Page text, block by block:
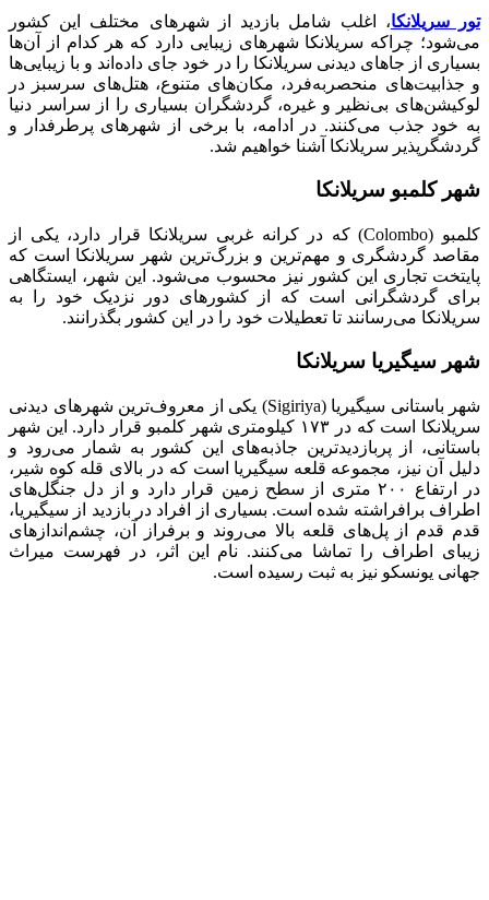
تور سریلانکا، اغلب شامل بازدید از شهرهای مختلف این کشور
می‌شود؛ چراکه سریلانکا شهرهای زیبایی دارد که هر کدام از آن‌ها
بسیاری از جاهای دیدنی سریلانکا را در خود جای داده‌اند و با زیبایی‌ها
و جذابیت‌های منحصر‌به‌فرد، مکان‌های متنوع، هتل‌های سرسبز در
لوکیشن‌های بی‌نظیر و غیره، گردشگران بسیاری را از سراسر دنیا
به خود جذب می‌کنند. در ادامه، با برخی از شهرهای پرطرفدار و
گردشگرپذیر سریلانکا آشنا خواهیم شد.
شهر کلمبو سریلانکا
کلمبو (Colombo) که در کرانه غربی سریلانکا قرار دارد، یکی از
مقاصد گردشگری و مهم‌ترین و بزرگ‌ترین شهر سریلانکا است که
پایتخت تجاری این کشور نیز محسوب می‌شود. این شهر، ایستگاهی
برای گردشگرانی است که از کشورهای دور نزدیک خود را به
سریلانکا می‌رسانند تا تعطیلات خود را در این کشور بگذرانند.
شهر سیگیریا سریلانکا
شهر باستانی سیگیریا (Sigiriya) یکی از معروف‌ترین شهرهای دیدنی‌
سریلانکا است که در ۱۷۳ کیلومتری شهر کلمبو قرار دارد. این شهر
باستانی، از پربازدیدترین جاذبه‌های این کشور به شمار می‌رود و
دلیل آن نیز، مجموعه قلعه سیگیریا است که در بالای قله‌ کوه شیر،
در ارتفاع ۲۰۰ متری از سطح زمین قرار دارد و از دل جنگل‌های
اطراف برافراشته شده است. بسیاری از افراد در بازدید از سیگیریا،
قدم قدم از پل‌های قلعه بالا می‌روند و برفراز آن، چشم‌اندازهای
زیبای اطراف را تماشا می‌کنند. نام این اثر، در فهرست میراث
جهانی یونسکو نیز به ثبت رسیده است.